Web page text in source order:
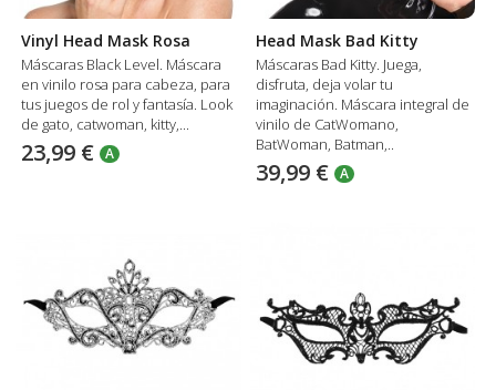
Vinyl Head Mask Rosa
Máscaras Black Level. Máscara
en vinilo rosa para cabeza, para
tus juegos de rol y fantasía. Look
de gato, catwoman, kitty,...
23,99 € A
Head Mask Bad Kitty
Máscaras Bad Kitty. Juega,
disfruta, deja volar tu
imaginación. Máscara integral de
vinilo de CatWomano,
BatWoman, Batman,..
39,99 € A